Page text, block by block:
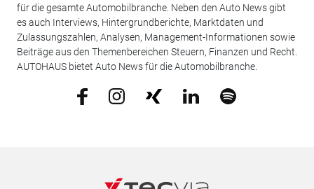
für die gesamte Automobilbranche. Neben den Auto News gibt
es auch Interviews, Hintergrundberichte, Marktdaten und
Zulassungszahlen, Analysen, Management-Informationen sowie
Beiträge aus den Themenbereichen Steuern, Finanzen und Recht.
AUTOHAUS bietet Auto News für die Automobilbranche.